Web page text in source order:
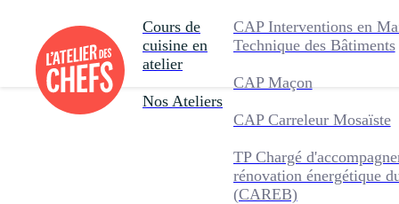
Cours de
cuisine en
atelier
Nos Ateliers
CAP Interventions en
Technique des Bâtiments
CAP Maçon
CAP Carreleur Mosaïste
TP Chargé
rénovation énergétique
(CAREB)